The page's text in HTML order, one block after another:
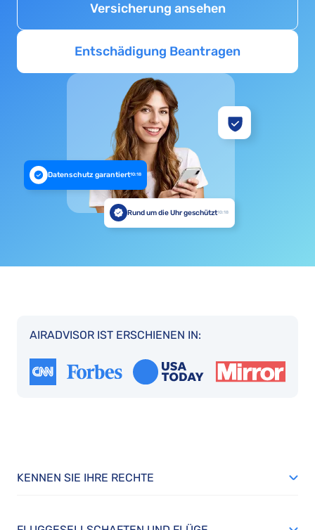
Versicherung ansehen
Entschädigung Beantragen
Datenschutz garantiert10:18
Rund um die Uhr geschützt10:18
AIRADVISOR IST ERSCHIENEN IN:
KENNEN SIE IHRE RECHTE